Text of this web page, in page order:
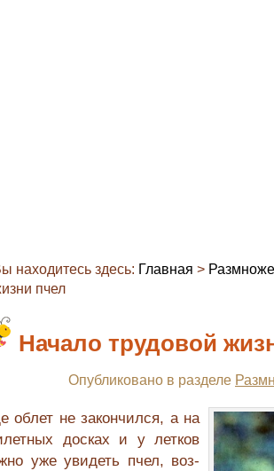
находитесь здесь: Главная >
пчел
Начало трудовой
Опубликовано в разделе
облет не закончился, а на
досках и у летков
уже увидеть пчел, воз­